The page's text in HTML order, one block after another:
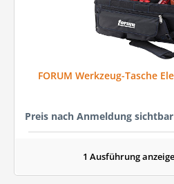
Preis nach Anmeldung sichtbar
1 Ausführung